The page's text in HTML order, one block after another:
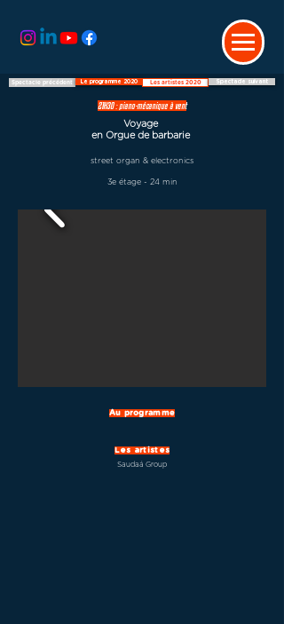
Spectacle précédent Le programme 2020 Les artistes 2020 Spectacle suivant
21H30 : piano-mécanique à vent
Voyage
en Orgue de barbarie
street organ & electronics
3e étage - 24 min
Au programme
Les artistes
Saudaá Group